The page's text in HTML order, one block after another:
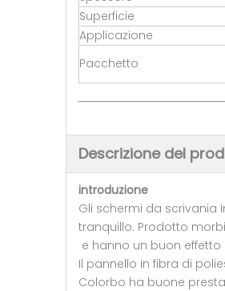
Superficie
Applicazione
Pacchetto
Descrizione del
introduzione
Gli schermi da scrivania
tranquillo. Prodotto
e hanno un buon
Il pannello in fibra di
Colorbo ha buone